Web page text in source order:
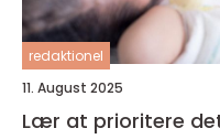
redaktionel
11. August 2025
Lær at prioritere